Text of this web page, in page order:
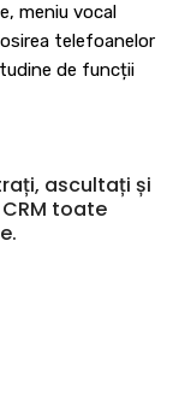
meniu vocal
telefoanelor
de funcții
ascultați și
toate